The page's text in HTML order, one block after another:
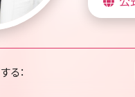
る：